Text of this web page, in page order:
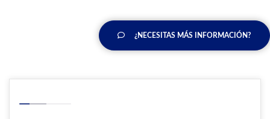
¿NECESITAS MÁS INFORMACIÓN?